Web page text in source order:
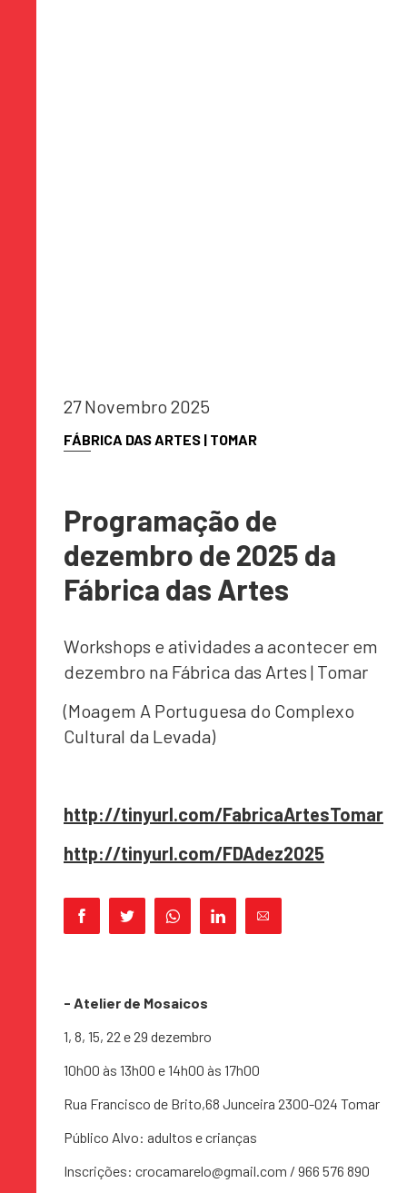
27 Novembro 2025
FÁBRICA DAS ARTES | TOMAR
Programação de
dezembro de 2025 da
Fábrica das Artes
Workshops e atividades a acontecer em
dezembro na Fábrica das Artes | Tomar
(Moagem A Portuguesa do Complexo
Cultural da Levada)
http://tinyurl.com/FabricaArtesTomar
http://tinyurl.com/FDAdez2025
- Atelier de Mosaicos
1, 8, 15, 22 e 29 dezembro
10h00 às 13h00 e 14h00 às 17h00
Rua Francisco de Brito,68 Junceira 2300-024 Tomar
Público Alvo: adultos e crianças
Inscrições: crocamarelo@gmail.com / 966 576 890